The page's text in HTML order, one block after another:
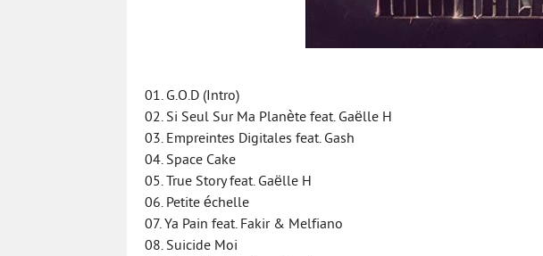
01. G.O.D (Intro)
02. Si Seul Sur Ma Planète feat. Gaëlle H
03. Empreintes Digitales feat. Gash
04. Space Cake
05. True Story feat. Gaëlle H
06. Petite échelle
07. Ya Pain feat. Fakir & Melfiano
08. Suicide Moi